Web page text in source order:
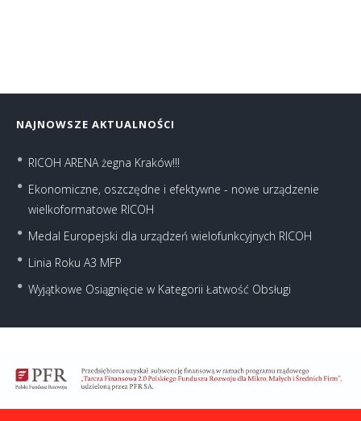
NAJNOWSZE AKTUALNOŚCI
RICOH ARENA żegna Kraków!!!
Ekonomiczne, oszczędne i efektywne - nowe urządzenie
wielkoformatowe RICOH
Medal Europejski dla urządzeń wielofunkcyjnych RICOH
Linia Roku A3 MFP
Wyjątkowe Osiągnięcie w Kategorii Łatwość Obsługi